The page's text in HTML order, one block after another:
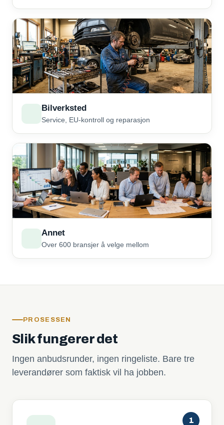
Bilverksted
Service, EU-kontroll og reparasjon
Annet
Over 600 bransjer å velge mellom
PROSESSEN
Slik fungerer det
Ingen anbudsrunder, ingen ringeliste. Bare tre
leverandører som faktisk vil ha jobben.
1